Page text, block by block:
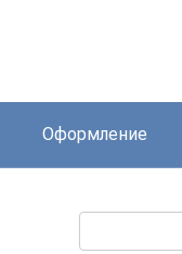
Оформление